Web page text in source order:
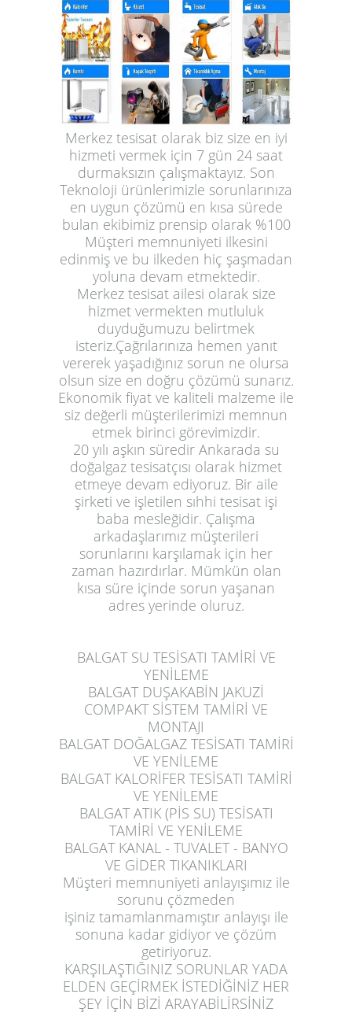
Merkez tesisat olarak biz size en iyi
hizmeti vermek için 7 gün 24 saat
durmaksızın çalışmaktayız. Son
Teknoloji ürünlerimizle sorunlarınıza
en uygun çözümü en kısa sürede
bulan ekibimiz prensip olarak %100
Müşteri memnuniyeti ilkesini
edinmiş ve bu ilkeden hiç şaşmadan
yoluna devam etmektedir.
Merkez tesisat ailesi olarak size
hizmet vermekten mutluluk
duyduğumuzu belirtmek
isteriz.Çağrılarınıza hemen yanıt
vererek yaşadığınız sorun ne olursa
olsun size en doğru çözümü sunarız.
Ekonomik fiyat ve kaliteli malzeme ile
siz değerli müşterilerimizi memnun
etmek birinci görevimizdir.
20 yılı aşkın süredir Ankarada su
doğalgaz tesisatçısı olarak hizmet
etmeye devam ediyoruz. Bir aile
şirketi ve işletilen sıhhi tesisat işi
baba mesleğidir. Çalışma
arkadaşlarımız müşterileri
sorunlarını karşılamak için her
zaman hazırdırlar. Mümkün olan
kısa süre içinde sorun yaşanan
adres yerinde oluruz.
BALGAT SU TESİSATI TAMİRİ VE
YENİLEME
BALGAT DUŞAKABİN JAKUZİ
COMPAKT SİSTEM TAMİRİ VE
MONTAJI
BALGAT DOĞALGAZ TESİSATI TAMİRİ
VE YENİLEME
BALGAT KALORİFER TESİSATI TAMİRİ
VE YENİLEME
BALGAT ATIK (PİS SU) TESİSATI
TAMİRİ VE YENİLEME
BALGAT KANAL - TUVALET - BANYO
VE GİDER TIKANIKLARI
Müşteri memnuniyeti anlayışımız ile
sorunu çözmeden
işiniz tamamlanmamıştır anlayışı ile
sonuna kadar gidiyor ve çözüm
getiriyoruz.
KARŞILAŞTIĞINIZ SORUNLAR YADA
ELDEN GEÇİRMEK İSTEDİĞİNİZ HER
ŞEY İÇİN BİZİ ARAYABİLİRSİNİZ